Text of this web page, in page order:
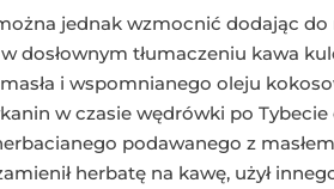
jednak wzmocnić dodając do
dosłownym tłumaczeniu kawa
i wspomnianego oleju
w czasie wędrówki po Tybecie
podawanego z
herbatę na kawę, użył